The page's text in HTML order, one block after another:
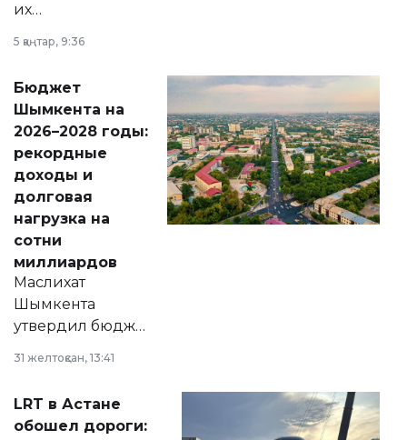
их
принести
народу
Венесуэлы.
5 қаңтар, 9:36
Бюджет
Шымкента на
2026–2028 годы:
рекордные
доходы и
долговая
нагрузка на
сотни
миллиардов
Маслихат
Шымкента
утвердил бюджет
2028 годы.
документ
появился в базе
31 желтоқсан, 13:41
LRT в Астане
обошел дороги: